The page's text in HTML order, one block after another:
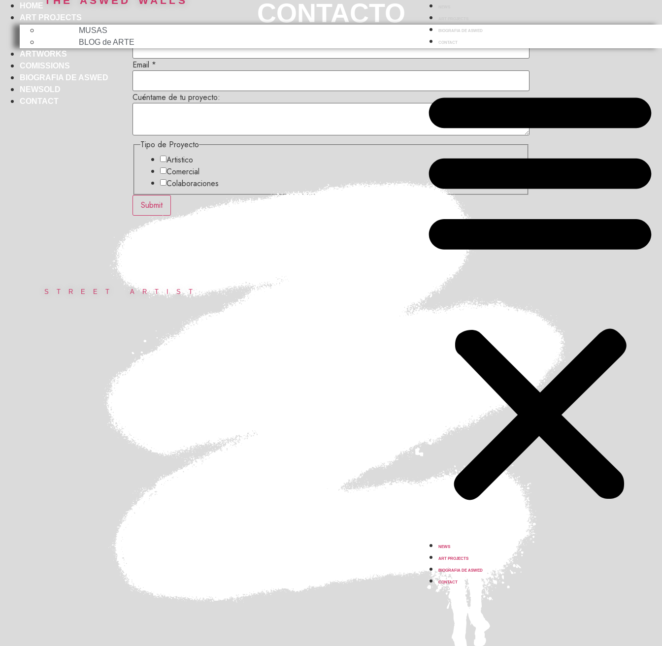
HOME
ART PROJECTS
MUSAS
BLOG de ARTE
ARTWORKS
COMISSIONS
BIOGRAFIA DE ASWED
NEWSOLD
CONTACT
STREET ARTIST
BIOGRAFIA DE ASWED
CONTACT
NEWS
ART PROJECTS
BIOGRAFIA DE ASWED
CONTACT
CONTACTO
Tipo
Email
Email *
Cuéntame de tu proyecto:
Tipo de Proyecto
Artistico
Comercial
Colaboraciones
Submit